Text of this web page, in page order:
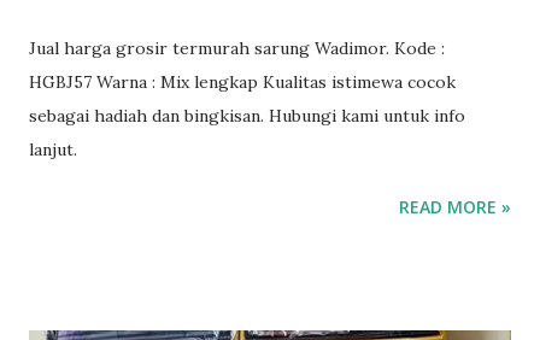
Jual harga grosir termurah sarung Wadimor. Kode :
HGBJ57 Warna : Mix lengkap Kualitas istimewa cocok
sebagai hadiah dan bingkisan. Hubungi kami untuk info
lanjut.
READ MORE »